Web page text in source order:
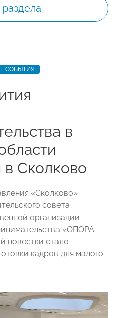
СОБЫТИЯ
в
в Сколково
«Сколково»
совета
организации
«ОПОРА
повестки стало
кадров для малого